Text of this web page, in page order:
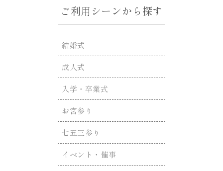
ご利用シーンから探す
結婚式
成人式
入学・卒業式
お宮参り
七五三参り
イベント・催事